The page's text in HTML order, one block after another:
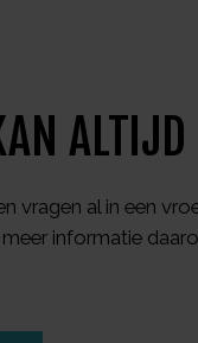
ALTIJD
vragen al in een
informatie